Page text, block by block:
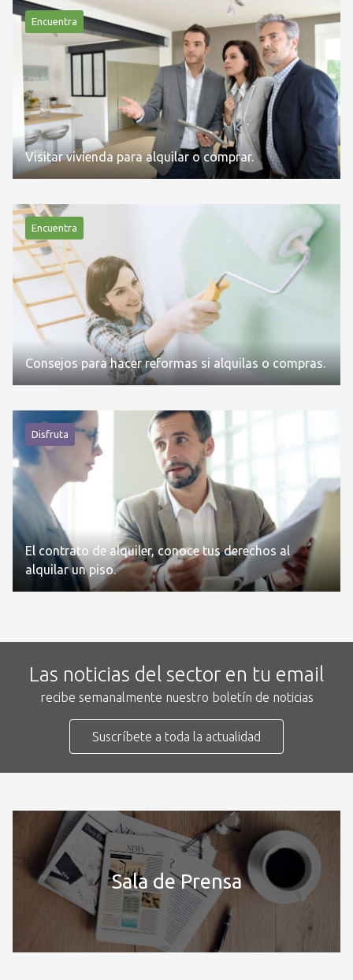
Encuentra
Visitar vivienda para alquilar o comprar.
Encuentra
Consejos para hacer reformas si alquilas o compras.
Disfruta
El contrato de alquiler, conoce tus derechos al
alquilar un piso.
Las noticias del sector en tu email
recibe semanalmente nuestro boletín de noticias
Suscríbete a toda la actualidad
Sala de Prensa